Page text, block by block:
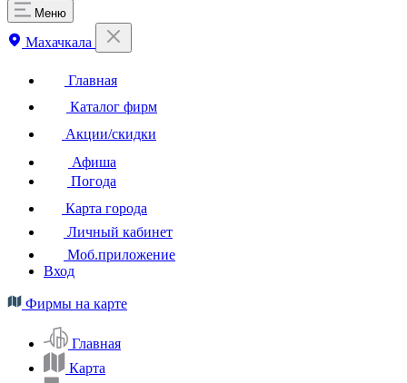
Меню
Махачкала
Главная
Каталог фирм
Акции/скидки
Афиша
Погода
Карта города
Личный кабинет
Моб.приложение
Вход
Фирмы на карте
Главная
Карта